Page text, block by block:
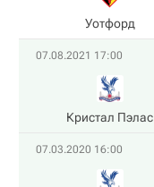
Уотфорд
07.08.2021 17:00
Кристал Пэлас
07.03.2020 16:00